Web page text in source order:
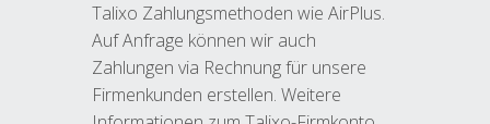
Talixo Zahlungsmethoden wie AirPlus.
Auf Anfrage können wir auch
Zahlungen via Rechnung für unsere
Firmenkunden erstellen. Weitere